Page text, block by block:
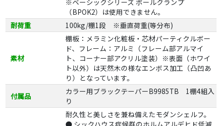
※ベーシックシリーズ ポールクランプ
（BPOK2）は使用できません。
耐荷重
100kg/棚1段 ※垂直荷重(等分布)
素材
棚板：メラミン化粧板・芯材パーティクルボー
ド、フレーム：アルミ（フレーム部アルマイ
ト、コーナー部アクリル塗装）※表面（ホワイ
ト以外）は天然木の様なエンボス加工（凸凹あ
り）となっています。
付属品
カラー用ブラックテーパーB9985TB 1棚4組入
り
耐久性と美しさを兼ね備えたモダンシェルフ。